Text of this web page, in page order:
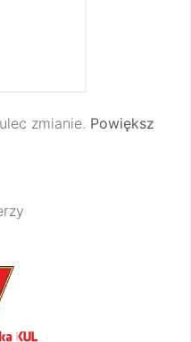
zmianie. Powiększ